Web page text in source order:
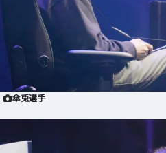
傘兎選手